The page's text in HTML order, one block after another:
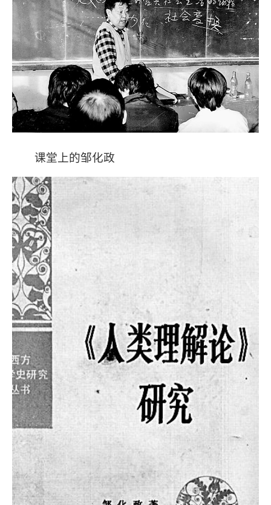
课堂上的邹化政